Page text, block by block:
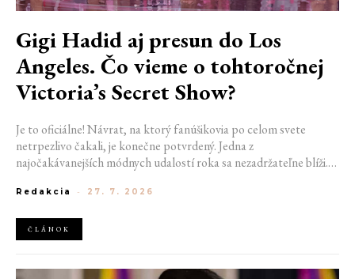
Gigi Hadid aj presun do Los
Angeles. Čo vieme o tohtoročnej
Victoria’s Secret Show?
Je to oficiálne! Návrat, na ktorý fanúšikovia po celom svete
netrpezlivo čakali, je konečne potvrdený. Jedna z
najočakávanejších módnych udalostí roka sa nezadržateľne blíži.
veľké novinky. Organizátori už prezradili miesto konania
prejde po ikonickom móle.
Redakcia - 27. 7. 2026
ČLÁNOK